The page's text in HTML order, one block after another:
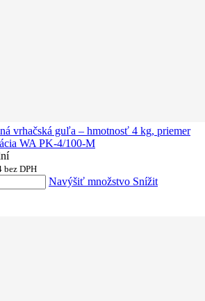
vrhačská guľa – hmotnosť 4 kg, priemer
WA PK-4/100-M
bez DPH
Navýšiť množstvo Snížit